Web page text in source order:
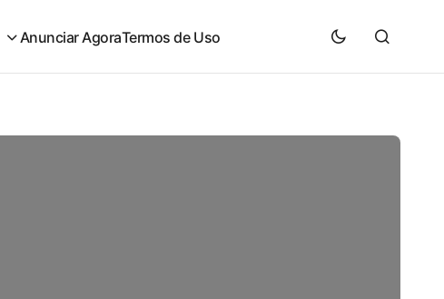
Anunciar AgoraTermos de Uso